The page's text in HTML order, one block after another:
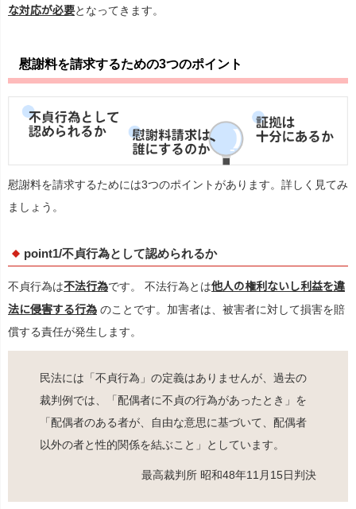
な対応が必要となってきます。
慰謝料を請求するための3つのポイント
慰謝料を請求するためには3つのポイントがあります。詳しく見てみ
ましょう。
point1/不貞行為として認められるか
不貞行為は不法行為です。 不法行為とは他人の権利ないし利益を違
法に侵害する行為 のことです。加害者は、被害者に対して損害を賠
償する責任が発生します。
民法には「不貞行為」の定義はありませんが、過去の
裁判例では、「配偶者に不貞の行為があったとき」を
「配偶者のある者が、自由な意思に基づいて、配偶者
以外の者と性的関係を結ぶこと」としています。
最高裁判所 昭和48年11月15日判決